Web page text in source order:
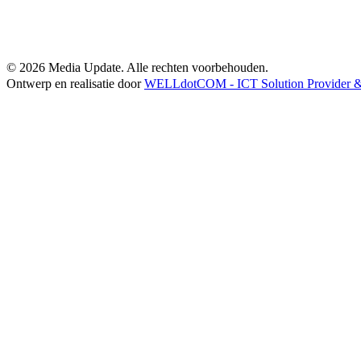
© 2026 Media Update. Alle rechten voorbehouden.
Ontwerp en realisatie doorWELLdotCOM - ICT Solution Provider